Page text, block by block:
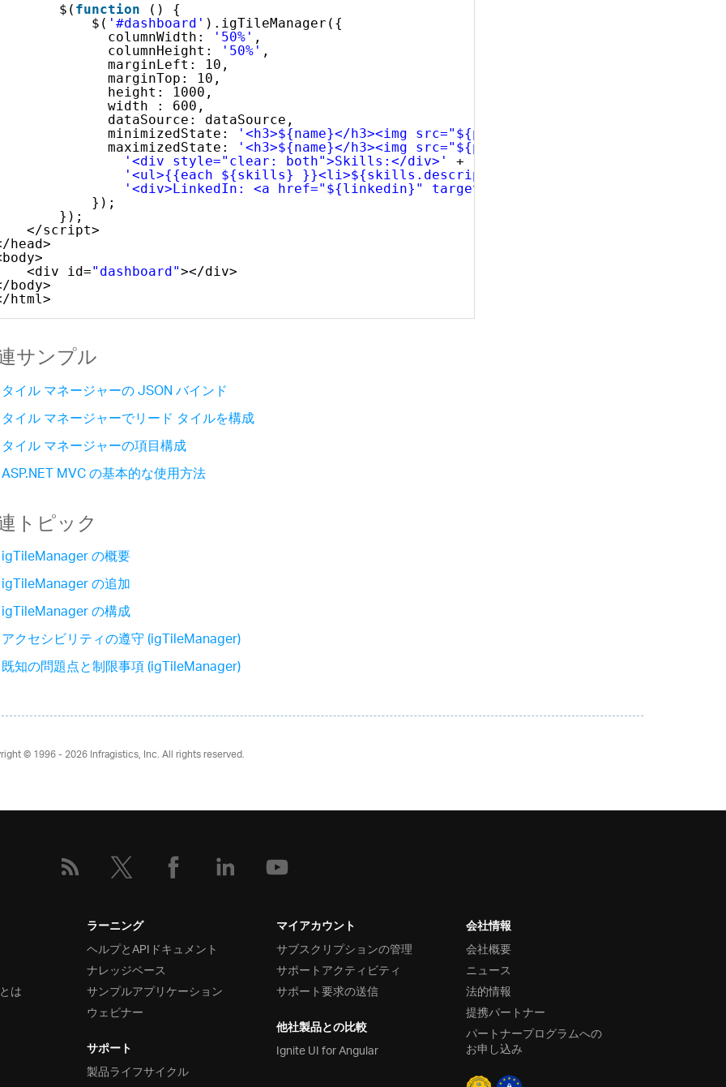
$( function
() {
$( '#dashboard' ).igTileManager({
columnWidth:
'50%' ,
columnHeight:
'50%' ,
marginLeft: 10,
marginTop: 10,
height: 1000,
width : 600,
dataSource: dataSource,
minimizedState:
'<h3>${name}</h3><img src="${picture}" title="${name}"
maximizedState:
'<h3>${name}</h3><img src="${picture}" title="${name}"
'<div style="clear: both">Skills:</div>'
+
'<ul>{{each ${skills} }}<li>${skills.description}</li>{{/each}}</ul>'
'<div>LinkedIn: <a href="${linkedin}" target="_blank">http://
});
});
</script>
head>
<div id="dashboard"></div>
body>
html>
サンプル
タイル マネージャーの JSON バインド
タイル マネージャーでリード タイルを構成
タイル マネージャーの項目構成
ASP.NET MVC の基本的な使用方法
トピック
igTileManager の概要
igTileManager の追加
igTileManager の構成
アクセシビリティの遵守 (igTileManager)
既知の問題点と制限事項 (igTileManager)
© 1996 - 2026Infragistics, Inc. All rights reserved.
は
ラーニング
ヘルプとAPIドキュメント
ナレッジベース
サンプルアプリケーション
ウェビナー
サポート
製品ライフサイクル
マイアカウント
サブスクリプションの管理
サポートアクティビティ
サポート要求の送信
他社製品との比較
Ignite UI for Angular
会社情報
会社概要
ニュース
法的情報
提携パートナー
パートナープログラムへの
お申し込み